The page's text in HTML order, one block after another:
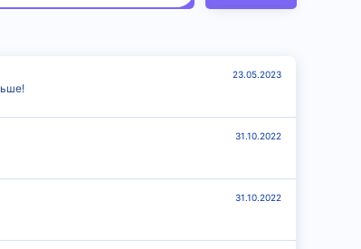
23.05.2023
31.10.2022
31.10.2022